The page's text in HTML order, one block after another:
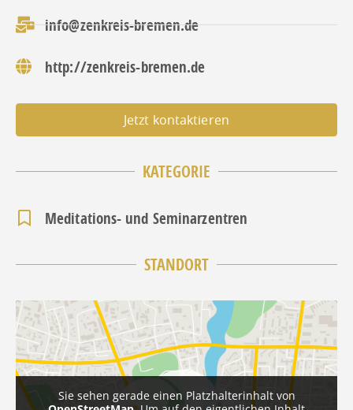
info@zenkreis-bremen.de
http://zenkreis-bremen.de
Jetzt kontaktieren
KATEGORIE
Meditations- und Seminarzentren
STANDORT
Sie sehen gerade einen Platzhalterinhalt von